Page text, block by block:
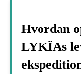
Hvordan
LYKÏAs